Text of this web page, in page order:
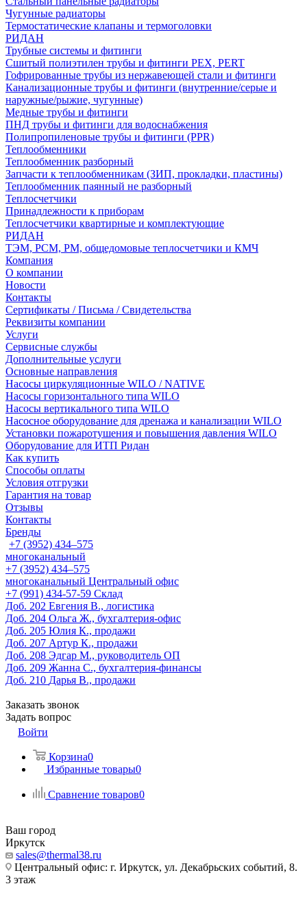
Чугунные радиаторы
Термостатические клапаны и термоголовки
РИДАН
Трубные системы и фитинги
Сшитый полиэтилен трубы и фитинги PEX, PERT
Гофрированные трубы из нержавеющей стали и фитинги
Канализационные трубы и фитинги (внутренние/серые и
наружные/рыжие, чугунные)
Медные трубы и фитинги
ПНД трубы и фитинги для водоснабжения
Полипропиленовые трубы и фитинги (PPR)
Теплообменники
Теплообменник разборный
Запчасти к теплообменникам (ЗИП, прокладки, пластины)
Теплообменник паянный не разборный
Теплосчетчики
Принадлежности к приборам
Теплосчетчики квартирные и комплектующие
РИДАН
ТЭМ, РСМ, РМ, общедомовые теплосчетчики и КМЧ
Компания
О компании
Новости
Контакты
Сертификаты / Письма / Свидетельства
Реквизиты компании
Услуги
Сервисные службы
Дополнительные услуги
Основные направления
Насосы циркуляционные WILO / NATIVE
Насосы горизонтального типа WILO
Насосы вертикального типа WILO
Насосное оборудование для дренажа и канализации WILO
Установки пожаротушения и повышения давления WILO
Оборудование для ИТП Ридан
Как купить
Способы оплаты
Условия отгрузки
Гарантия на товар
Отзывы
Контакты
Бренды
+7 (3952) 434‒575
многоканальный
+7 (3952) 434‒575
многоканальный Центральный офис
‎+7 (991) 434-57-59 Склад
Доб. 202 Евгения В., логистика
Доб. 204 Ольга Ж., бухгалтерия-офис
Доб. 205 Юлия К., продажи
Доб. 207 Артур К., продажи
Доб. 208 Эдгар М., руководитель ОП
Доб. 209 Жанна С., бухгалтерия-финансы
Доб. 210 Дарья В., продажи
Заказать звонок
Задать вопрос
Войти
Корзина0
Избранные товары0
Сравнение товаров0
Ваш город
Иркутск
sales@thermal38.ru
Центральный офис: г. Иркутск, ул. Декабрьских событий, 8.
3 этаж